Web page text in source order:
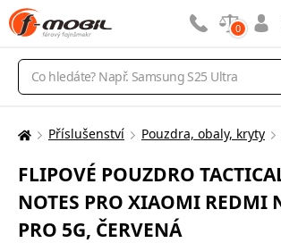
Vyhledávání
0
Zde
nacházíte:
Příslušenství Pouzdra, obaly, kryty
FLIPOVÉ POUZDRO
NOTES PRO XIAOMI REDMI
PRO 5G, ČERVENÁ